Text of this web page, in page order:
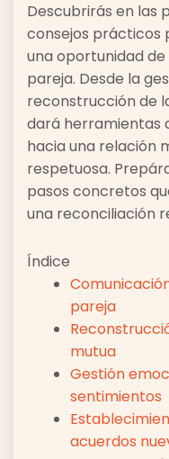
Descubrirás en las
consejos prácticos
una oportunidad
pareja. Desde la
reconstrucción de
dará herramientas
hacia una relación
respetuosa.
pasos concretos
una reconciliación
Índice
pareja
mutua
Gestión
sentimientos
acuerdos